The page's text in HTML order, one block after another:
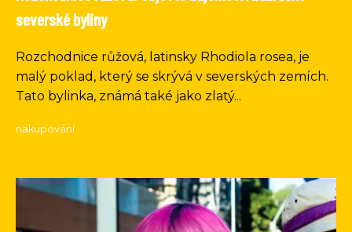
severské byliny
Rozchodnice růžová, latinsky Rhodiola rosea, je
malý poklad, který se skrývá v severských zemích.
Tato bylinka, známá také jako zlatý...
nakupování